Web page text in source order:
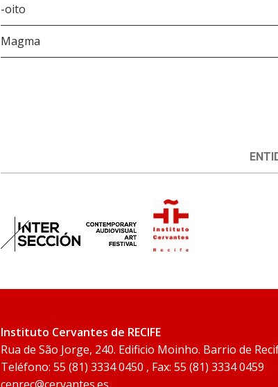
-oito
Magma
Instituto Cervantes de RECIFE
Rua de São Jorge, 240. Edificio Moinho. Barrio de
Teléfono: 55 (81) 3334 0450 , Fax: 55 (81) 3334 0459